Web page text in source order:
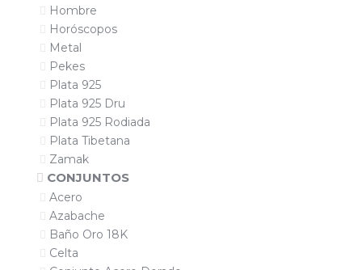
Hombre
Horóscopos
Metal
Pekes
Plata 925
Plata 925 Dru
Plata 925 Rodiada
Plata Tibetana
Zamak
CONJUNTOS
Acero
Azabache
Baño Oro 18K
Celta